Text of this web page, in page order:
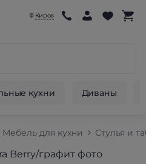
Киров
кухни Диваны
Мебель для кухни Стулья и